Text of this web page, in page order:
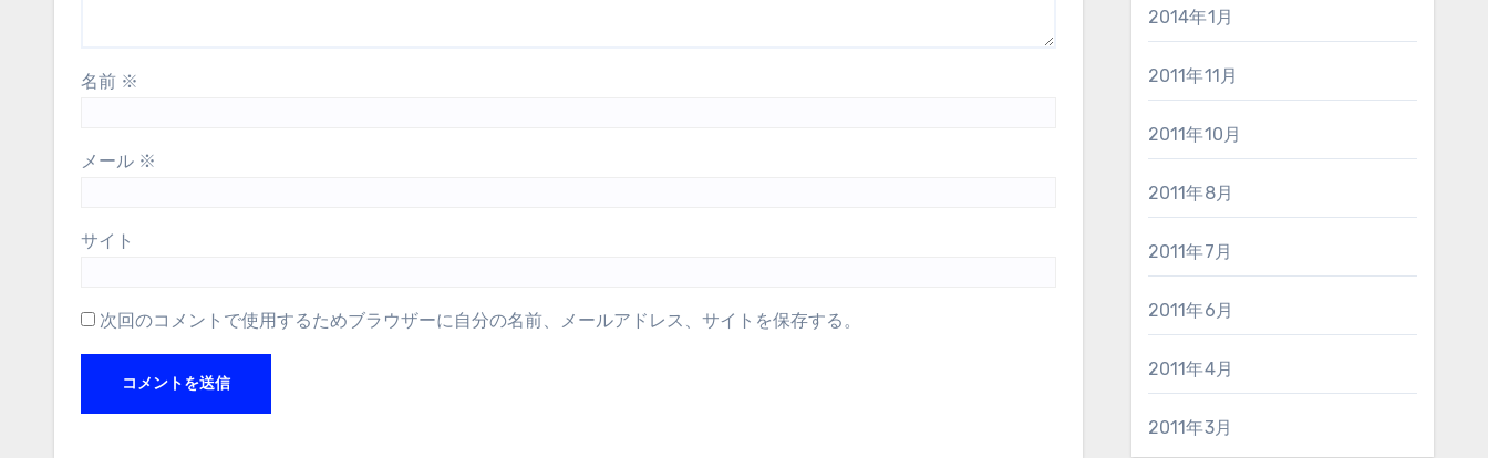
名前 ※
メール ※
サイト
次回のコメントで使用するためブラウザーに自分の名前、メールアドレス、サイトを保存する。
2014年1月
2011年11月
2011年10月
2011年8月
2011年7月
2011年6月
2011年4月
2011年3月